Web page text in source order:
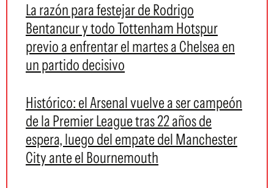
La razón para festejar de Rodrigo
Bentancur y todo Tottenham Hotspur
previo a enfrentar el martes a Chelsea en
un partido decisivo
Histórico: el Arsenal vuelve a ser campeón
de la Premier League tras 22 años de
espera, luego del empate del Manchester
City ante el Bournemouth